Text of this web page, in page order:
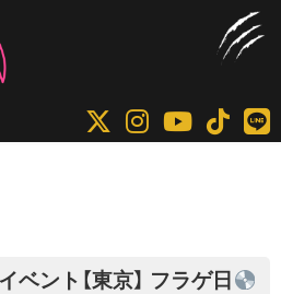
ベント【東京】 フラゲ日